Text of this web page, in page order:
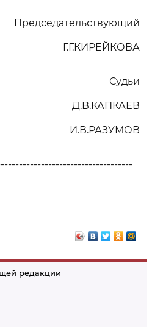
редакции
Председательствующий
Г.Г.КИРЕЙКОВА
Судьи
Д.В.КАПКАЕВ
И.В.РАЗУМОВ